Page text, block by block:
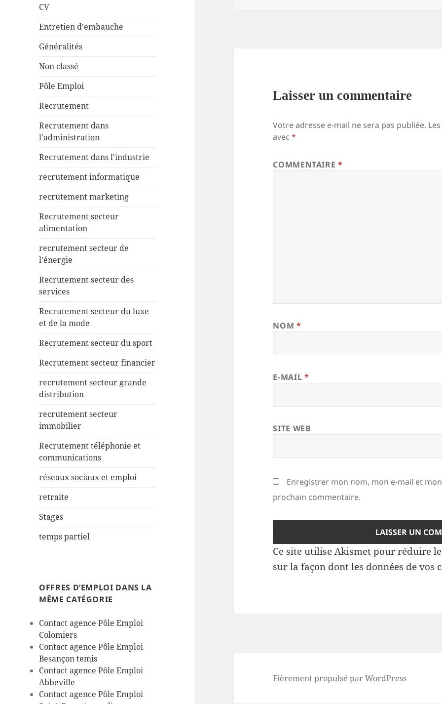
CV
Entretien d'embauche
Généralités
Non classé
Pôle Emploi
Recrutement
Recrutement dans
l'administration
Recrutement dans l'industrie
recrutement informatique
recrutement marketing
Recrutement secteur
alimentation
recrutement secteur de
l'énergie
Recrutement secteur des
services
Recrutement secteur du luxe
et de la mode
Recrutement secteur du sport
Recrutement secteur financier
recrutement secteur grande
distribution
recrutement secteur
immobilier
Recrutement téléphonie et
communications
réseaux sociaux et emploi
retraite
Stages
temps partiel
OFFRES D’EMPLOI DANS LA
MÊME CATÉGORIE
Contact agence Pôle Emploi
Colomiers
Contact agence Pôle Emploi
Besançon temis
Contact agence Pôle Emploi
Abbeville
Contact agence Pôle Emploi
Laisser un commentaire
Votre adresse e-mail ne sera pas publiée.
avec*
COMMENTAIRE*
NOM *
E-MAIL *
SITE WEB
Enregistrer mon nom, mon e-mail et
prochain commentaire.
Ce site utilise Akismet pour réduire
sur la façon dont les données de vos
Fièrement propulsé par WordPress